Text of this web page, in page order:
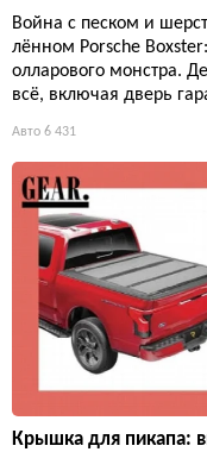
Война с песком и
лённом Porsche
олларового монстра.
всё, включая дверь
Авто 6 431
Крышка для пикапа: